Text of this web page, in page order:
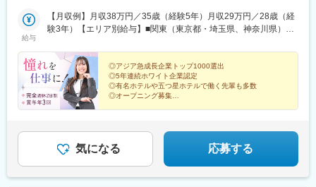
北線「六本木一丁目駅」徒歩3分・日比谷線／大江戸線「六本木
駅」徒歩7分・銀座線／南北線「溜池山王駅」徒歩8分・千代田線
ランフロント大阪北館6階・JR各線「大阪駅」より徒歩2分・阪急
各線「梅田駅」より徒歩5分
駅、調布駅、ひばりケ丘駅(東京都)、田無駅、吉祥寺駅、三鷹駅、
武蔵小金井駅、国分寺駅、国立駅、久米川駅、小平駅、花小金井
駅、若葉台駅、和泉多摩川駅、大宮駅(埼玉県)、浦和駅、武蔵浦和
駅、川口駅、東川口駅、蕨駅、戸田駅(埼玉県)、戸田公園駅、和光
市駅、朝霞駅、北朝霞駅、新座駅、所沢駅、新所沢駅、越谷駅、
新越谷駅、川崎駅、武蔵小杉駅、溝の口駅、新百合ケ丘駅、新高
島駅、新横浜駅、日吉駅(神奈川県)、センター北駅、センター南
央林間駅、本厚木駅、愛甲石田駅、海老名駅(相鉄・小田急)、相武
台前駅、座間駅、大阪駅、天王寺駅、なんば駅(地下鉄)、京橋駅
給与
【月収例】月収38万円／35歳（経験5年）月収29万円／28歳（経
験3年）【エリア別給与】■関東（東京都・埼玉県、神奈川県）月
庫県・京都府）月給205,000円～280,000円＋諸手当＋賞与年3回※
残業代は別途全額支給します※経験・能力・年齢を考慮し決定しま
す
◎アジア急成長企業トップ1000選出
◎5年連続ホワイト企業認定
◎有名ホテルや五つ星ホテルで働く先輩も多数
◎オープニング募集
「ホテルで働いてみたい」その憧れを、
今こそ新しいキャリアに♪
気になる 応募する